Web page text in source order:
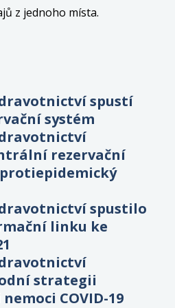
z jednoho místa.
spustí
systém
rezervační
spustilo
linku ke
strategii
COVID-19